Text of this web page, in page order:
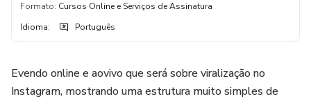
Formato: Cursos Online e Serviços de Assinatura
Idioma: Português
Evendo online e aovivo que será sobre viralização no
Instagram, mostrando uma estrutura muito simples de